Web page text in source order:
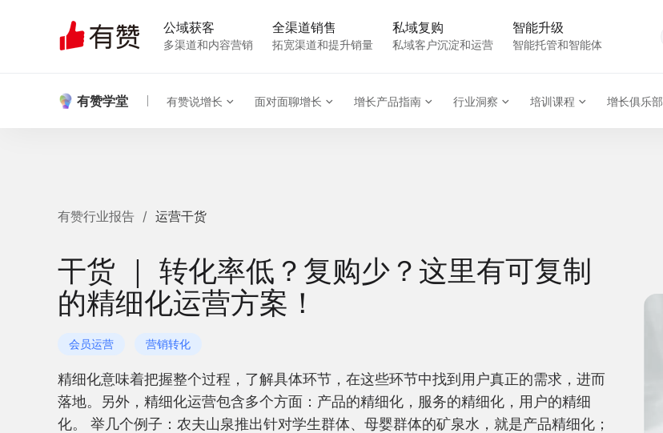
公域获客
多渠道和内容营销
全渠道销售
拓宽渠道和提升销量
私域复购
私域客户沉淀和运营
智能升级
智能托管和智能体
有赞学堂 有赞说增长 面对面聊增长 增长产品指南 行业洞察 培训课程 增长俱乐部
有赞行业报告 / 运营干货
干货 ｜ 转化率低？复购少？这里有可复制
的精细化运营方案！
会员运营 营销转化
精细化意味着把握整个过程，了解具体环节，在这些环节中找到用户真正的需求，进而
落地。另外，精细化运营包含多个方面：产品的精细化，服务的精细化，用户的精细
化。 举几个例子：农夫山泉推出针对学生群体、母婴群体的矿泉水，就是产品精细化；